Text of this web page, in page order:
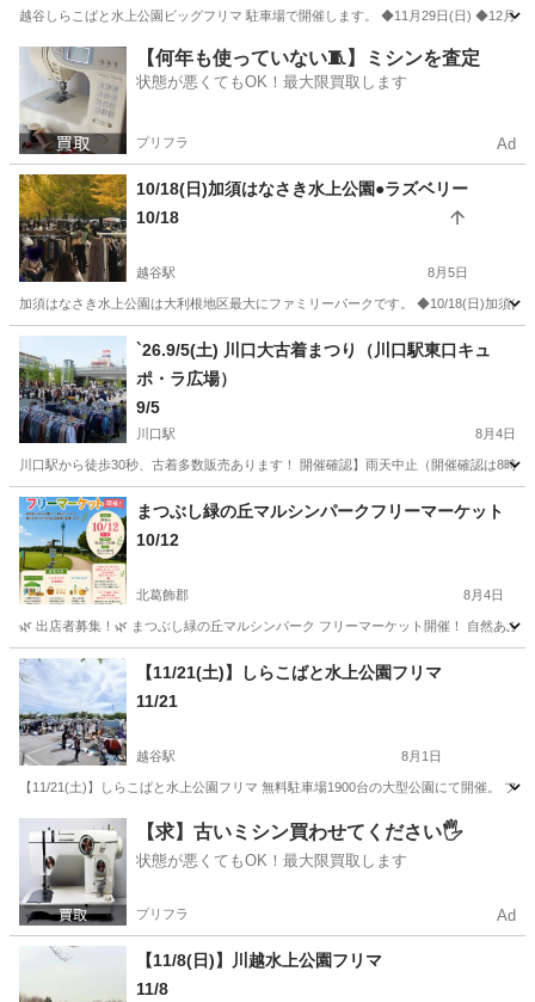
越谷しらこばと水上公園ビッグフリマ 駐車場で開催します。 ◆11月29日(日) ◆12月
埼玉 川越市 西川越駅 フリーマーケット フリマ
【何年も使っていない🧵】ミシンを査定
状態が悪くてもOK！最大限買取します
プリフラ Ad
10/18(日)加須はなさき水上公園●ラズベリー
10/18
越谷駅 8月5日
加須はなさき水上公園は大利根地区最大にファミリーパークです。 ◆10/18(日)加須
埼玉 加須市 フリーマーケット ビッグフリマ
`26.9/5(土) 川口大古着まつり（川口駅東口キュ
ポ・ラ広場）
9/5
川口駅 8月4日
川口駅から徒歩30秒、古着多数販売あります！ 開催確認】雨天中止（開催確
埼玉 川口市 川口駅 フリーマーケット 古着
まつぶし緑の丘マルシンパークフリーマーケット
10/12
北葛飾郡 8月4日
🌿 出店者募集！🌿 まつぶし緑の丘マルシンパーク フリーマーケット開催！ 自然あふ
埼玉 北葛飾郡 フリーマーケット 会場
【11/21(土)】しらこばと水上公園フリマ
11/21
越谷駅 8月1日
【11/21(土)】しらこばと水上公園フリマ 無料駐車場1900台の大型公園にて開催。 フ
埼玉 越谷市 越谷駅 フリーマーケット しらこばと水上公園
【求】古いミシン買わせてください🖐️
状態が悪くてもOK！最大限買取します
プリフラ Ad
【11/8(日)】川越水上公園フリマ
11/8